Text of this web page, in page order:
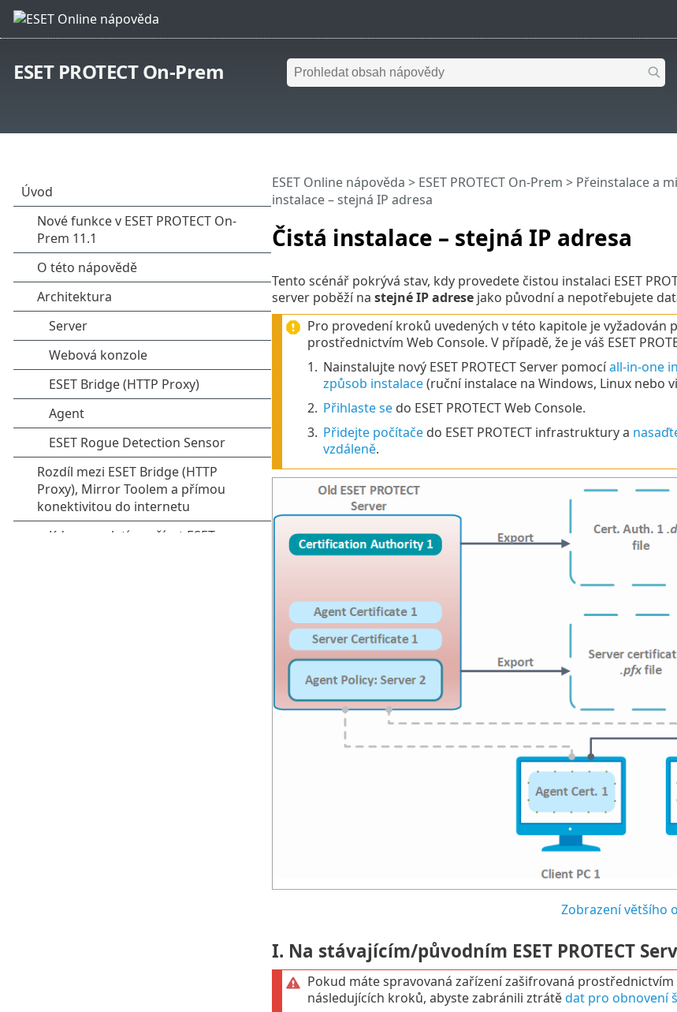
ESET PROTECT On-Prem
Čistá instalace – stejná IP adresa
ESET Online nápověda > ESET PROTECT On-Prem > Přeinstalace a
instalace – stejná IP adresa
Tento scénář pokrývá stav, kdy provedete čistou instalaci ESET
server poběží na stejné IP adresejako původní a nepotřebujete
Pro provedení kroků uvedených v této kapitole je vyžadován
prostřednictvím Web Console. V případě, že je váš ESET
1. Nainstalujte nový ESET PROTECT Server pomocíall-in-one
způsob instalace(ruční instalace na Windows, Linux nebo
2. Přihlaste sedo ESET PROTECT Web Console.
3. Přidejte počítačedo ESET PROTECT infrastruktury a
vzdáleně.
Zobrazení většího
I. Na stávajícím/původním ESET PROTECT
Pokud máte spravovaná zařízení zašifrovaná prostřednictvím
následujících kroků, abyste zabránili ztrátědat pro obnovení